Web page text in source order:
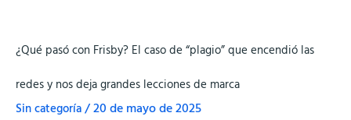
¿Qué pasó con Frisby? El caso de “plagio” que encendió las
redes y nos deja grandes lecciones de marca
Sin categoría/20 de mayo de 2025
pasó
con
Frisby?